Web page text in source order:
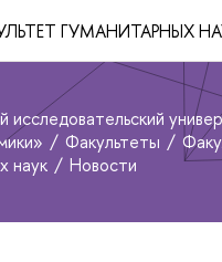
ГУМАНИТАРНЫХ
исследовательский
Факультеты
наук
Новости